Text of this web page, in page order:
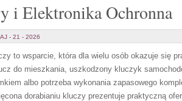
i Elektronika Ochronna
- 21 - 2026
to wsparcie, która dla wielu osób okazuje się
do mieszkania, uszkodzony kluczyk
albo potrzeba wykonania zapasowego
dorabianiu kluczy prezentuje praktyczną